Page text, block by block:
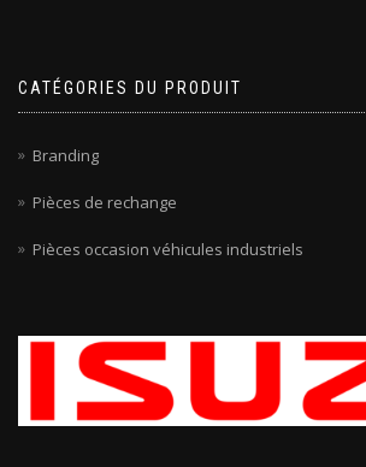
CATÉGORIES DU PRODUIT
Branding
Pièces de rechange
Pièces occasion véhicules industriels